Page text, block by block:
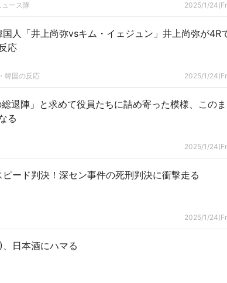
ース隊 2025/1/
国人「井上尚弥vsキム・イェジュン」井上尚弥が4R
応
韓国の反応 2025/1/
退陣」と求めて役員たちに詰め寄った模様、この
る
2025/1/
ピード判決！深セン事件の死刑判決に衝撃走る
2025/1/
、日本酒にハマる